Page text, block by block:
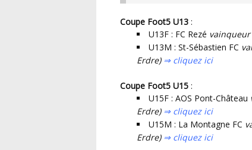
Coupe Foot5 U13 :
U13F : FC Rezé
U13M : St-Sébastien FC
Erdre) ⇒ cliquez ici
Coupe Foot5 U15 :
U15F : AOS Pont-Château
Erdre) ⇒ cliquez ici
U15M : La Montagne FC
Erdre) ⇒ cliquez ici